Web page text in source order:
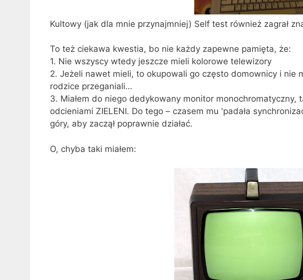
Kultowy (jak dla mnie przynajmniej) Self test również zagrał
To też ciekawa kwestia, bo nie każdy zapewne pamięta, że:
1. Nie wszyscy wtedy jeszcze mieli kolorowe telewizory
2. Jeżeli nawet mieli, to okupowali go często domownicy i nie
rodzice przeganiali…
3. Miałem do niego dedykowany monitor monochromatyczny,
odcieniami ZIELENI. Do tego – czasem mu 'padała
góry, aby zaczął poprawnie działać.
O, chyba taki miałem: